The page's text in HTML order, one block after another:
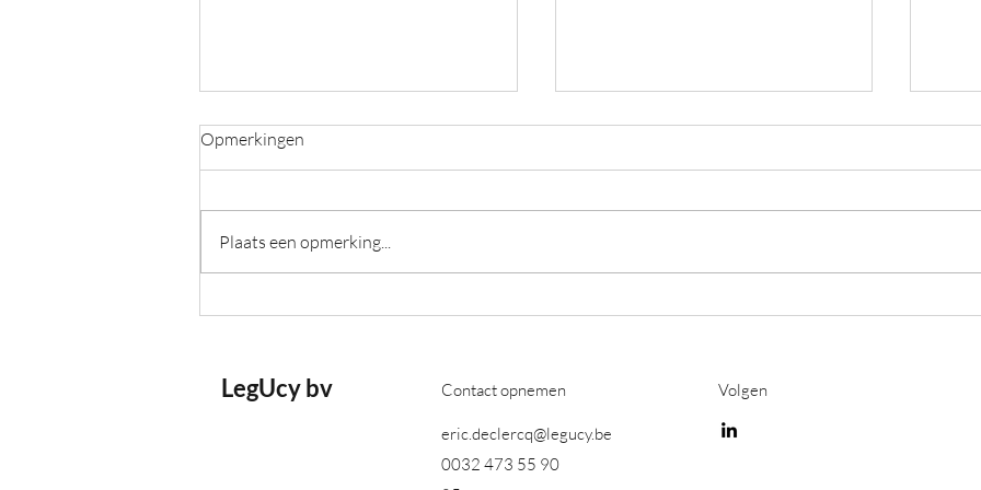
Fiets je rijk
Opmerkingen
Plaats een opmerking...
LegUcy bv Contact opnemen
eric.declercq@legucy.be
Volgen
0032 473 55 90